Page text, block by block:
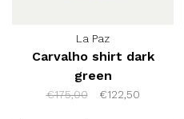
La Paz
Carvalho shirt dark
green
€175,00 €122,50